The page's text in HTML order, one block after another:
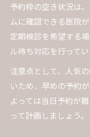
予約枠の空き状況は
ムに確認できる医院
定期検診を希望する
ル待ち対応を行って
注意点として、人気
いため、早めの予約
よっては当日予約が
って計画しましょう。